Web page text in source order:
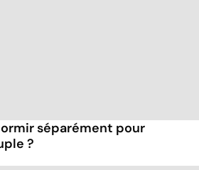
séparément pour
?